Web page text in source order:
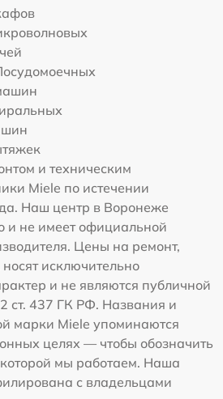
и техническим
Miele по истечении
Наш центр в Воронеже
и не имеет официальной
Цены на ремонт,
исключительно
и не являются публичной
ст. 437 ГК РФ. Названия и
марки Miele упоминаются
целях — чтобы обозначить
мы работаем. Наша
с владельцами